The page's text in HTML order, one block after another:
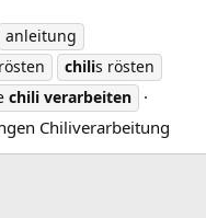
anleitung
rösten chilis rösten
chili verarbeiten
Chiliverarbeitung